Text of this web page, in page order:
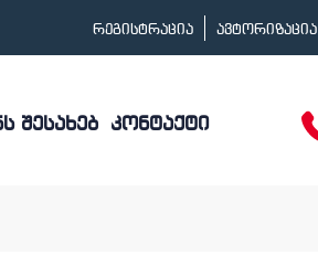
რეგისტრაცია ავტორიზაცია
შესახებ კონტაქტი